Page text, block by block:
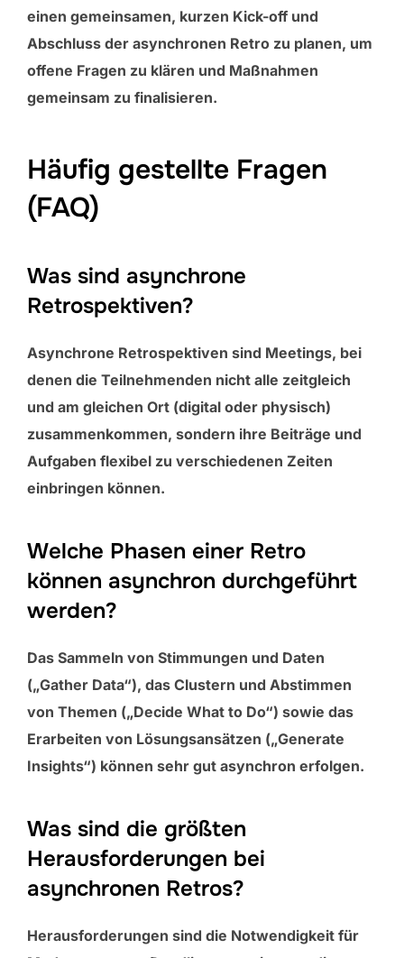
einen gemeinsamen, kurzen Kick-off und
Abschluss der asynchronen Retro zu planen, um
offene Fragen zu klären und Maßnahmen
gemeinsam zu finalisieren.
Häufig gestellte Fragen
(FAQ)
Was sind asynchrone
Retrospektiven?
Asynchrone Retrospektiven sind Meetings, bei
denen die Teilnehmenden nicht alle zeitgleich
und am gleichen Ort (digital oder physisch)
zusammenkommen, sondern ihre Beiträge und
Aufgaben flexibel zu verschiedenen Zeiten
einbringen können.
Welche Phasen einer Retro
können asynchron durchgeführt
werden?
Das Sammeln von Stimmungen und Daten
(„Gather Data“), das Clustern und Abstimmen
von Themen („Decide What to Do“) sowie das
Erarbeiten von Lösungsansätzen („Generate
Insights“) können sehr gut asynchron erfolgen.
Was sind die größten
Herausforderungen bei
asynchronen Retros?
Herausforderungen sind die Notwendigkeit für